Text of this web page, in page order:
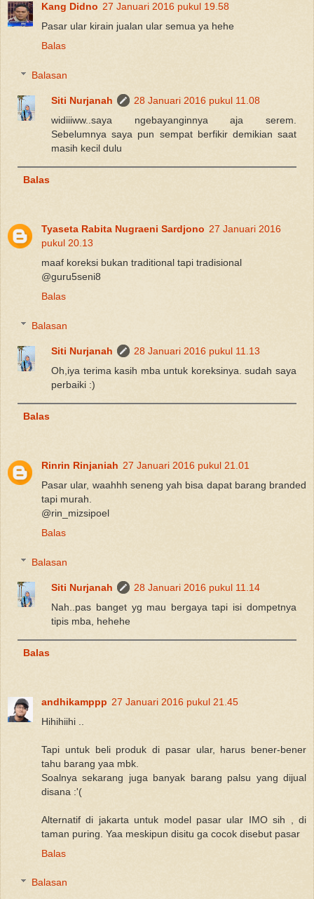
Kang Didno 27 Januari 2016 pukul 19.58
Pasar ular kirain jualan ular semua ya hehe
Balas
Balasan
Siti Nurjanah
28 Januari 2016 pukul 11.08
widiiiww..saya ngebayanginnya aja serem.
Sebelumnya saya pun sempat berfikir demikian saat
masih kecil dulu
Balas
Tyaseta Rabita Nugraeni Sardjono 27 Januari 2016
pukul 20.13
maaf koreksi bukan traditional tapi tradisional
@guru5seni8
Balas
Balasan
Siti Nurjanah
28 Januari 2016 pukul 11.13
Oh,iya terima kasih mba untuk koreksinya. sudah saya
perbaiki :)
Balas
Rinrin Rinjaniah 27 Januari 2016 pukul 21.01
Pasar ular, waahhh seneng yah bisa dapat barang branded
tapi murah.
@rin_mizsipoel
Balas
Balasan
Siti Nurjanah
28 Januari 2016 pukul 11.14
Nah..pas banget yg mau bergaya tapi isi dompetnya
tipis mba, hehehe
Balas
andhikamppp 27 Januari 2016 pukul 21.45
Hihihiihi ..
Tapi untuk beli produk di pasar ular, harus bener-bener
tahu barang yaa mbk.
Soalnya sekarang juga banyak barang palsu yang dijual
disana :'(
Alternatif di jakarta untuk model pasar ular IMO sih , di
taman puring. Yaa meskipun disitu ga cocok disebut pasar
Balas
Balasan